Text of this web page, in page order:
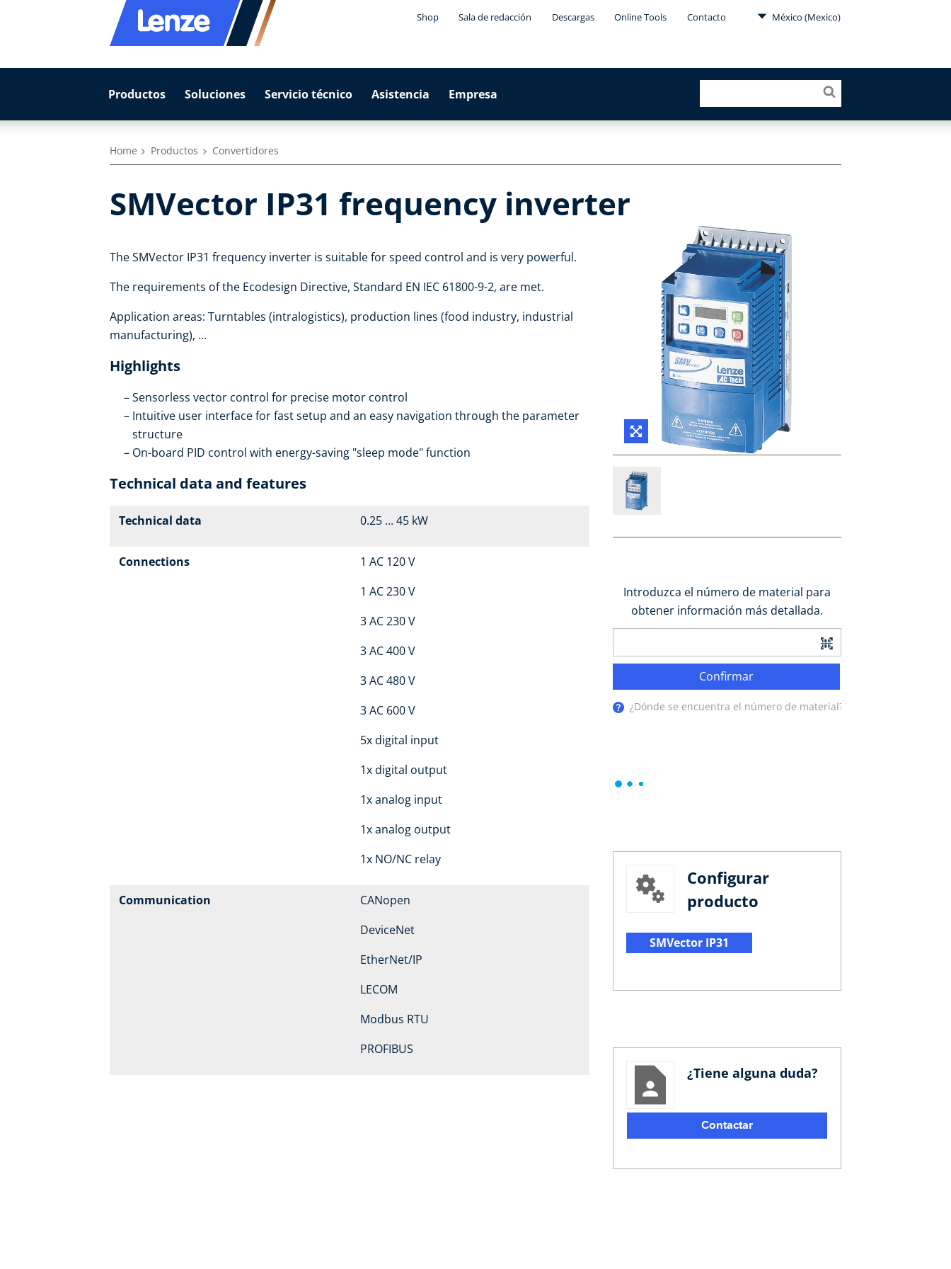
Shop Sala de redacción Descargas Online Tools Contacto México (Mexico)
Productos Soluciones Servicio técnico Asistencia Empresa
Home Productos Convertidores
SMVector IP31 frequency inverter
The SMVector IP31 frequency inverter is suitable for speed control and is very powerful.
The requirements of the Ecodesign Directive, Standard EN IEC 61800-9-2, are met.
Application areas: Turntables (intralogistics), production lines (food industry, industrial
manufacturing), ...
Highlights
Sensorless vector control for precise motor control
Intuitive user interface for fast setup and an easy navigation through the parameter
structure
On-board PID control with energy-saving "sleep mode" function
Technical data and features
Technical data 0.25 ... 45 kW
Connections
1 AC 120 V
1 AC 230 V
3 AC 230 V
3 AC 400 V
3 AC 480 V
3 AC 600 V
5x digital input
1x digital output
1x analog input
1x analog output
1x NO/NC relay
Communication
CANopen
DeviceNet
EtherNet/IP
LECOM
Modbus RTU
PROFIBUS
Introduzca el número de material para
obtener información más detallada.
Confirmar
¿Dónde se encuentra el número de material?
Configurar
producto
SMVector IP31
¿Tiene alguna duda?
Contactar